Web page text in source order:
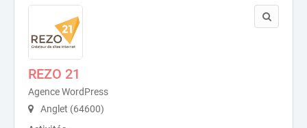
REZO 21
Agence WordPress
Anglet (64600)